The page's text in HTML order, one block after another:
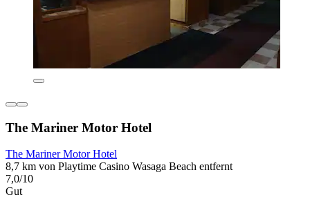
The Mariner Motor Hotel
The Mariner Motor Hotel
8,7 km von Playtime Casino Wasaga Beach entfernt
7,0/10
Gut